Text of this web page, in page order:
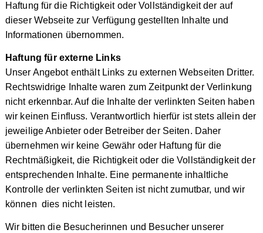
Haftung für die Richtigkeit oder Vollständigkeit der auf
dieser Webseite zur Verfügung gestellten Inhalte und
Informationen übernommen.
Haftung für externe Links
Unser Angebot enthält Links zu externen Webseiten Dritter.
Rechtswidrige Inhalte waren zum Zeitpunkt der Verlinkung
nicht erkennbar. Auf die Inhalte der verlinkten Seiten haben
wir keinen Einfluss. Verantwortlich hierfür ist stets allein der
jeweilige Anbieter oder Betreiber der Seiten. Daher
übernehmen wir keine Gewähr oder Haftung für die
Rechtmäßigkeit, die Richtigkeit oder die Vollständigkeit der
entsprechenden Inhalte. Eine permanente inhaltliche
Kontrolle der verlinkten Seiten ist nicht zumutbar, und wir
können dies nicht leisten.
Wir bitten die Besucherinnen und Besucher unserer